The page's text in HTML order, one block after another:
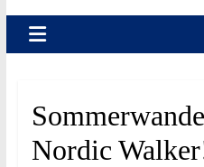
Nordic